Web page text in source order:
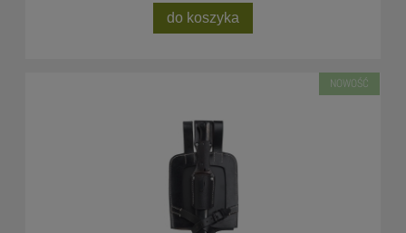
do koszyka
NOWOŚĆ